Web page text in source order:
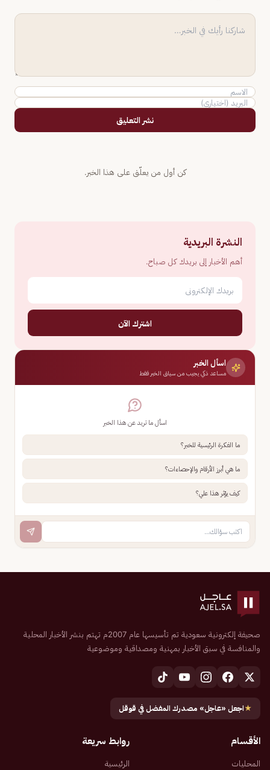
نشر التعليق
كن أول من يعلّق على هذا الخبر.
النشرة البريدية
أهم الأخبار إلى بريدك كل صباح.
اشترك الآن
اسأل الخبر
مساعد ذكي يجيب من سياق الخبر فقط
اسأل ما تريد عن هذا الخبر
ما الفكرة الرئيسية للخبر؟
ما هي أبرز الأرقام والإحصاءات؟
كيف يؤثر هذا علي؟
صحيفة إلكترونية سعودية تم تأسيسها عام 2007م تهتم بنشر الأخبار المحلية
والمنافسة في سبق الأخبار بمهنية ومصداقية وموضوعية
★اجعل «عاجل» مصدرك المفضل في قوقل
الأقسام
المحليات
روابط سريعة
الرئيسية